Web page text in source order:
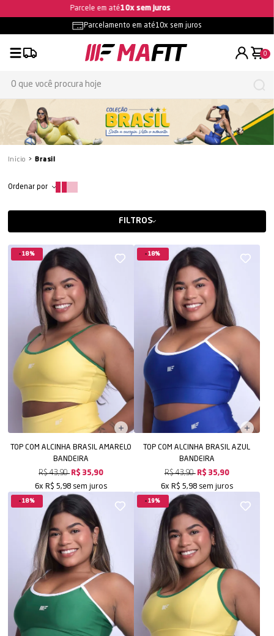
Frete grátis- consulte as condições
Parcelamento em até10x sem juros
0
Início Brasil
Ordenar por
FILTROS
18%
TOP COM ALCINHA BRASIL AMARELO
BANDEIRA
R$ 43,90 R$ 35,90
6x R$ 5,98 sem juros
18%
TOP COM ALCINHA BRASIL AZUL
BANDEIRA
R$ 43,90 R$ 35,90
6x R$ 5,98 sem juros
18% 19%